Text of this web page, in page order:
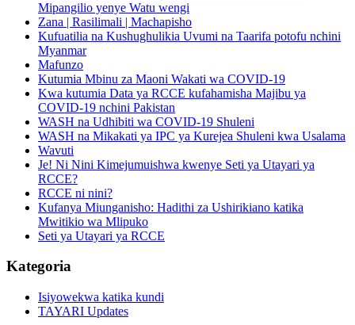
Mipangilio yenye Watu wengi
Zana | Rasilimali | Machapisho
Kufuatilia na Kushughulikia Uvumi na Taarifa potofu nchini
Myanmar
Mafunzo
Kutumia Mbinu za Maoni Wakati wa COVID-19
Kwa kutumia Data ya RCCE kufahamisha Majibu ya
COVID-19 nchini Pakistan
WASH na Udhibiti wa COVID-19 Shuleni
WASH na Mikakati ya IPC ya Kurejea Shuleni kwa Usalama
Wavuti
Je! Ni Nini Kimejumuishwa kwenye Seti ya Utayari ya
RCCE?
RCCE ni nini?
Kufanya Miunganisho: Hadithi za Ushirikiano katika
Mwitikio wa Mlipuko
Seti ya Utayari ya RCCE
Kategoria
Isiyowekwa katika kundi
TAYARI Updates